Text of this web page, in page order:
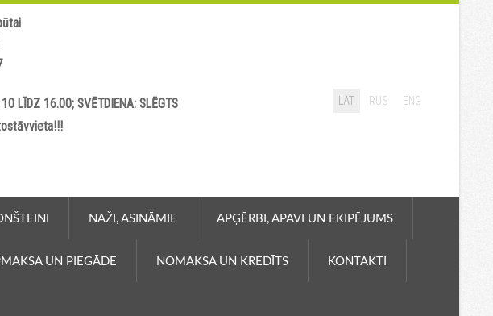
LĪDZ 16.00; SVĒTDIENA: SLĒGTS
LAT RUS ENG
NAŽI, ASINĀMIE APĢĒRBI, APAVI UN EKIPĒJUMS
UN PIEGĀDE NOMAKSA UN KREDĪTS KONTAKTI